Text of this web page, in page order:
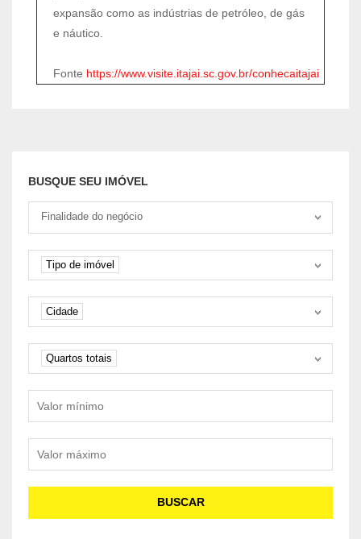
expansão como as indústrias de petróleo, de gás
e náutico.
Fonte https://www.visite.itajai.sc.gov.br/conhecaitajai
BUSQUE SEU IMÓVEL
Tipo negociação
Finalidade do negócio
Tipo de imóvel
Tipo de imóvel
Cidade
Cidade
Quartos
Quartos totais
BUSCAR